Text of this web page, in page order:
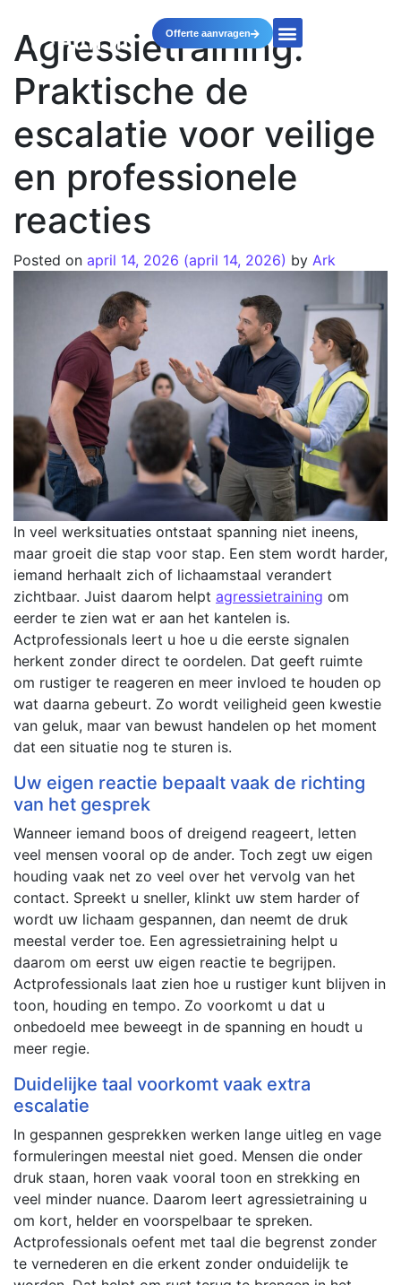
Offerte aanvragen
Agressietraining:
Praktische de
escalatie voor veilige
en professionele
reacties
Posted on april 14, 2026 (april 14, 2026) by Ark
In veel werksituaties ontstaat spanning niet ineens,
maar groeit die stap voor stap. Een stem wordt harder,
iemand herhaalt zich of lichaamstaal verandert
zichtbaar. Juist daarom helpt agressietraining om
eerder te zien wat er aan het kantelen is.
Actprofessionals leert u hoe u die eerste signalen
herkent zonder direct te oordelen. Dat geeft ruimte
om rustiger te reageren en meer invloed te houden op
wat daarna gebeurt. Zo wordt veiligheid geen kwestie
van geluk, maar van bewust handelen op het moment
dat een situatie nog te sturen is.
Uw eigen reactie bepaalt vaak de richting
van het gesprek
Wanneer iemand boos of dreigend reageert, letten
veel mensen vooral op de ander. Toch zegt uw eigen
houding vaak net zo veel over het vervolg van het
contact. Spreekt u sneller, klinkt uw stem harder of
wordt uw lichaam gespannen, dan neemt de druk
meestal verder toe. Een agressietraining helpt u
daarom om eerst uw eigen reactie te begrijpen.
Actprofessionals laat zien hoe u rustiger kunt blijven in
toon, houding en tempo. Zo voorkomt u dat u
onbedoeld mee beweegt in de spanning en houdt u
meer regie.
Duidelijke taal voorkomt vaak extra
escalatie
In gespannen gesprekken werken lange uitleg en vage
formuleringen meestal niet goed. Mensen die onder
druk staan, horen vaak vooral toon en strekking en
veel minder nuance. Daarom leert agressietraining u
om kort, helder en voorspelbaar te spreken.
Actprofessionals oefent met taal die begrenst zonder
te vernederen en die erkent zonder onduidelijk te